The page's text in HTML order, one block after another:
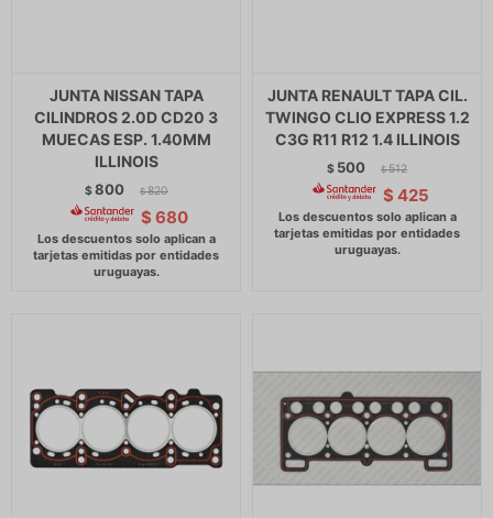
JUNTA NISSAN TAPA
CILINDROS 2.0D CD20 3
MUECAS ESP. 1.40MM
ILLINOIS
$800 $ 820
$ 680
JUNTA RENAULT TAPA CIL.
TWINGO CLIO EXPRESS 1.2
C3G R11 R12 1.4 ILLINOIS
$ 500 $ 512
$ 425